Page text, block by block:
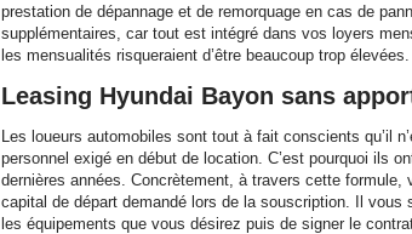
prestation de dépannage et de remorquage en cas de
supplémentaires, car tout est intégré dans vos loyers
les mensualités risqueraient d’être beaucoup trop élevées.
Leasing Hyundai Bayon sans
Les loueurs automobiles sont tout à fait conscients qu’il
personnel exigé en début de location. C’est pourquoi ils
dernières années. Concrètement, à travers cette formule,
capital de départ demandé lors de la souscription. Il vous
les équipements que vous désirez puis de signer le